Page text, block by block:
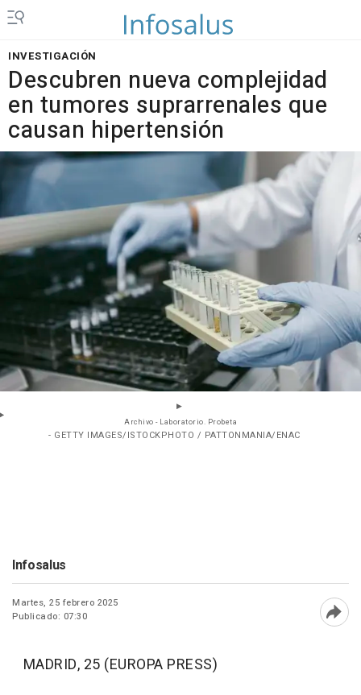
INVESTIGACIÓN
Descubren nueva complejidad
en tumores suprarrenales que
causan hipertensión
Archivo - Laboratorio. Probeta
- GETTY IMAGES/ISTOCKPHOTO / PATTONMANIA/ENAC
Infosalus
Martes, 25 febrero 2025
Publicado: 07:30
MADRID, 25 (EUROPA PRESS)